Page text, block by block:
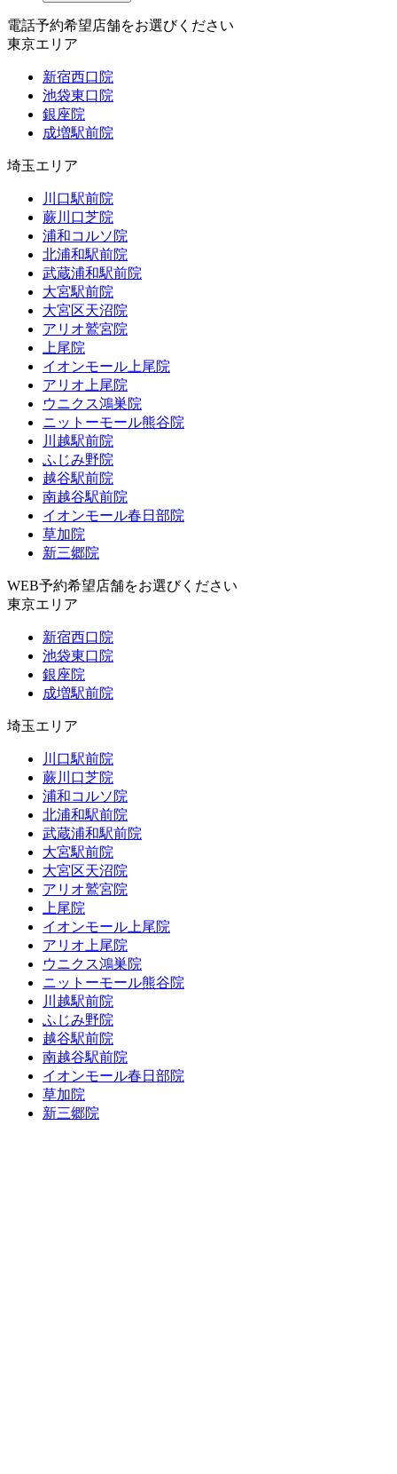
電話予約希望店舗をお選びください
東京エリア
新宿西口院
池袋東口院
銀座院
成増駅前院
埼玉エリア
川口駅前院
蕨川口芝院
浦和コルソ院
北浦和駅前院
武蔵浦和駅前院
大宮駅前院
大宮区天沼院
アリオ鷲宮院
上尾院
イオンモール上尾院
アリオ上尾院
ウニクス鴻巣院
ニットーモール熊谷院
川越駅前院
ふじみ野院
越谷駅前院
南越谷駅前院
イオンモール春日部院
草加院
新三郷院
WEB予約希望店舗をお選びください
東京エリア
新宿西口院
池袋東口院
銀座院
成増駅前院
埼玉エリア
川口駅前院
蕨川口芝院
浦和コルソ院
北浦和駅前院
武蔵浦和駅前院
大宮駅前院
大宮区天沼院
アリオ鷲宮院
上尾院
イオンモール上尾院
アリオ上尾院
ウニクス鴻巣院
ニットーモール熊谷院
川越駅前院
ふじみ野院
越谷駅前院
南越谷駅前院
イオンモール春日部院
草加院
新三郷院